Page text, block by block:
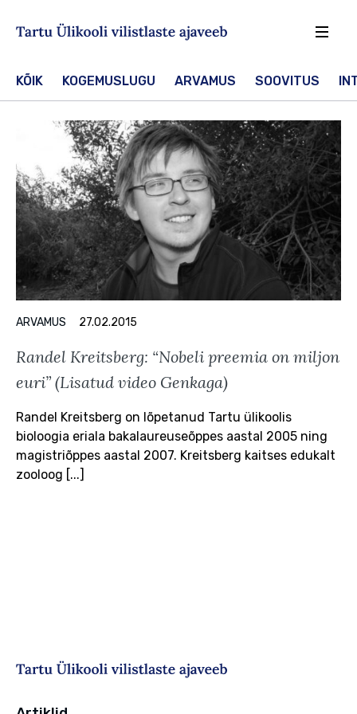
Sisesta märksõna
KÕIK KOGEMUSLUGU ARVAMUS SOOVITUS
Randel Kreitsberg: “Nobeli preemia on miljon
euri” (Lisatud video Genkaga)
Randel Kreitsberg on lõpetanud Tartu ülikoolis
bioloogia eriala bakalaureuseõppes aastal 2005 ning
magistriõppes aastal 2007. Kreitsberg kaitses edukalt
zooloog [...]
ARVAMUS 27.02.2015